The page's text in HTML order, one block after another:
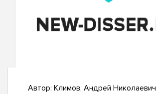
Автор: Климов, Андрей Николаевич